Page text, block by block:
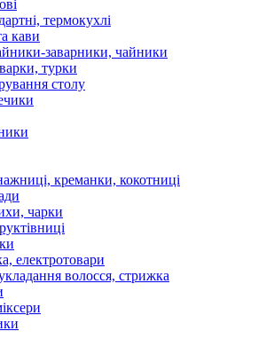
термокухлі
кави
заварники, чайники
турки
столу
креманки, кокотниці
чарки
електротовари
волосся, стрижка